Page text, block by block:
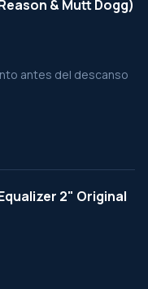
& Mutt Dogg)
antes del descanso
2" Original